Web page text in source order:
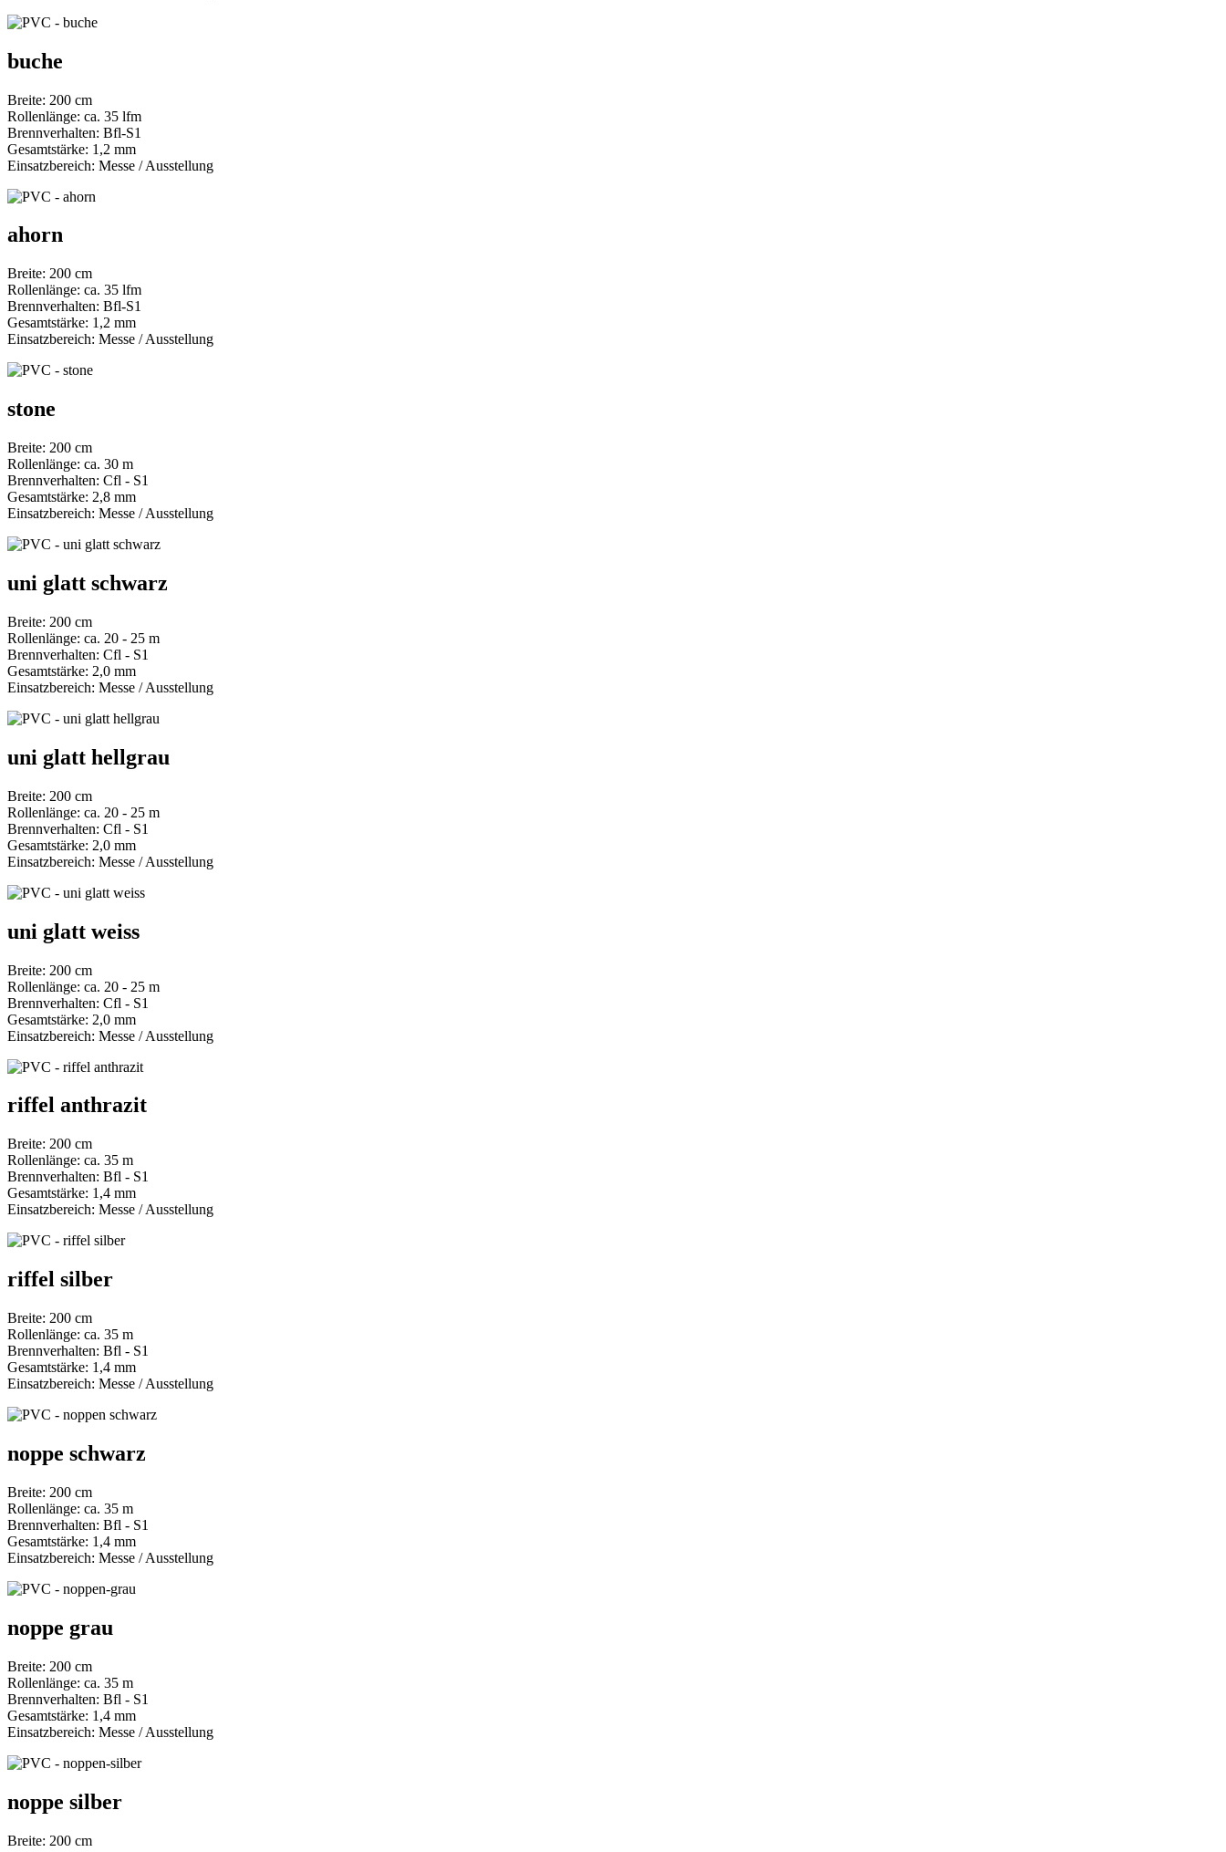
buche
Breite: 200 cm
Rollenlänge: ca. 35 lfm
Brennverhalten: Bfl-S1
Gesamtstärke: 1,2 mm
Einsatzbereich: Messe / Ausstellung
ahorn
Breite: 200 cm
Rollenlänge: ca. 35 lfm
Brennverhalten: Bfl-S1
Gesamtstärke: 1,2 mm
Einsatzbereich: Messe / Ausstellung
stone
Breite: 200 cm
Rollenlänge: ca. 30 m
Brennverhalten: Cfl - S1
Gesamtstärke: 2,8 mm
Einsatzbereich: Messe / Ausstellung
uni glatt schwarz
Breite: 200 cm
Rollenlänge: ca. 20 - 25 m
Brennverhalten: Cfl - S1
Gesamtstärke: 2,0 mm
Einsatzbereich: Messe / Ausstellung
uni glatt hellgrau
Breite: 200 cm
Rollenlänge: ca. 20 - 25 m
Brennverhalten: Cfl - S1
Gesamtstärke: 2,0 mm
Einsatzbereich: Messe / Ausstellung
uni glatt weiss
Breite: 200 cm
Rollenlänge: ca. 20 - 25 m
Brennverhalten: Cfl - S1
Gesamtstärke: 2,0 mm
Einsatzbereich: Messe / Ausstellung
riffel anthrazit
Breite: 200 cm
Rollenlänge: ca. 35 m
Brennverhalten: Bfl - S1
Gesamtstärke: 1,4 mm
Einsatzbereich: Messe / Ausstellung
riffel silber
Breite: 200 cm
Rollenlänge: ca. 35 m
Brennverhalten: Bfl - S1
Gesamtstärke: 1,4 mm
Einsatzbereich: Messe / Ausstellung
noppe schwarz
Breite: 200 cm
Rollenlänge: ca. 35 m
Brennverhalten: Bfl - S1
Gesamtstärke: 1,4 mm
Einsatzbereich: Messe / Ausstellung
noppe grau
Breite: 200 cm
Rollenlänge: ca. 35 m
Brennverhalten: Bfl - S1
Gesamtstärke: 1,4 mm
Einsatzbereich: Messe / Ausstellung
noppe silber
Breite: 200 cm